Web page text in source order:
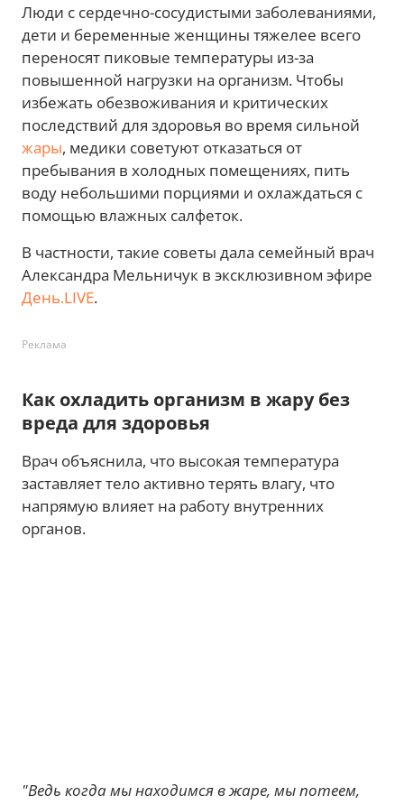
Люди с сердечно-сосудистыми заболеваниями,
дети и беременные женщины тяжелее всего
переносят пиковые температуры из-за
повышенной нагрузки на организм. Чтобы
избежать обезвоживания и критических
последствий для здоровья во время сильной
жары, медики советуют отказаться от
пребывания в холодных помещениях, пить
воду небольшими порциями и охлаждаться с
помощью влажных салфеток.
В частности, такие советы дала семейный врач
Александра Мельничук в эксклюзивном эфире
День.LIVE.
Реклама
Как охладить организм в жару без
вреда для здоровья
Врач объяснила, что высокая температура
заставляет тело активно терять влагу, что
напрямую влияет на работу внутренних
органов.
"Ведь когда мы находимся в жаре, мы потеем,